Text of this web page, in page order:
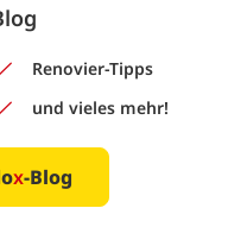
Renovier-Tipps
und vieles mehr!
x-Blog